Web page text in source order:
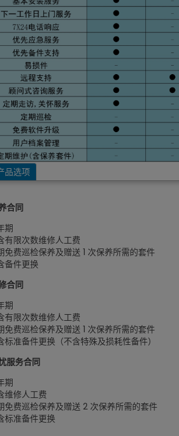
品选项
合同
期
有限次数维修人工费
免费巡检保养及赠送 1 次保养所需的套件
备件更换
合同
期
有限次数维修人工费
免费巡检保养及赠送 1 次保养所需的套件
标准备件更换（不含特殊及损耗性备件）
服务合同
期
维修人工费
免费巡检保养及赠送 2 次保养所需的套件
标准备件更换